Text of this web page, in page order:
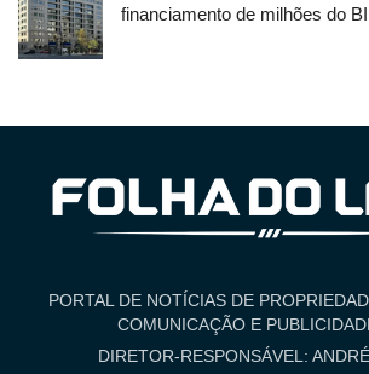
financiamento de milhões do
PORTAL DE NOTÍCIAS DE
COMUNICAÇÃO E
DIRETOR-RESPONSÁVEL: